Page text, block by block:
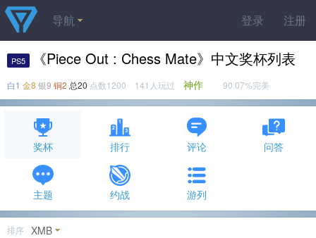
登录 注册
导航
PS5 《Piece Out : Chess Mate》中文奖杯列表
白1 金8 银9 铜2 总20 点数1200 141人玩过 神作 90.07%完美
奖杯 排行 评论 问答
主题 约战 游列
排序 XMB